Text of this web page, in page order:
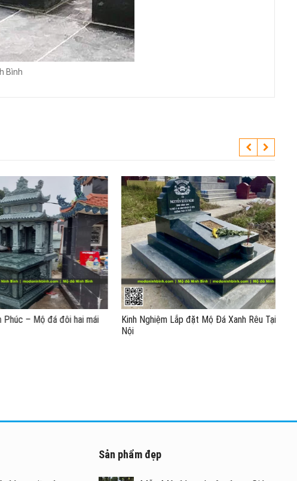
Bình
Mộ đá đôi hai mái
Kinh Nghiệm Lắp đặt Mộ Đá Xanh Rêu Tại Hà
Sản phẩm đẹp